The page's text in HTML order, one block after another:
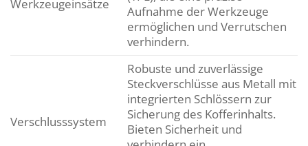
Werkzeugeinsätze
Aufnahme der Werkzeuge
ermöglichen und Verrutschen
verhindern.
Verschlusssystem
Robuste und zuverlässige
Steckverschlüsse aus Metall mit
integrierten Schlössern zur
Sicherung des Kofferinhalts.
Bieten Sicherheit und